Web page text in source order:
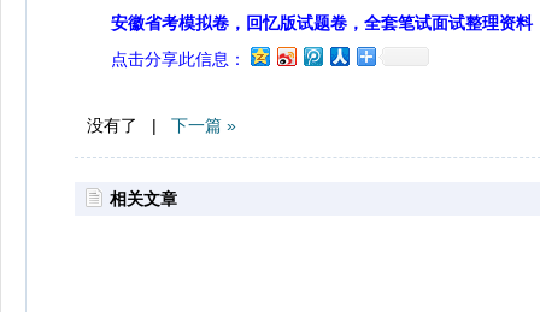
安徽省考模拟卷，回忆版试题卷，全套笔试面试整理资料
点击分享此信息：
没有了 | 下一篇 »
相关文章